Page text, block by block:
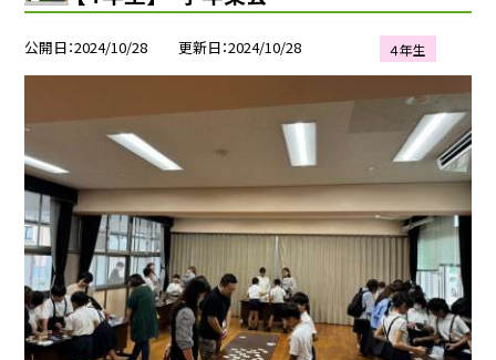
公開日 2024/10/28 更新日 2024/10/28 ４年生